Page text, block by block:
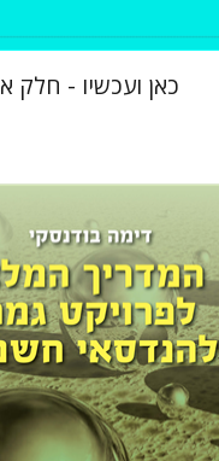
כאן ועכשיו - חלק א
דימה בודנסקי